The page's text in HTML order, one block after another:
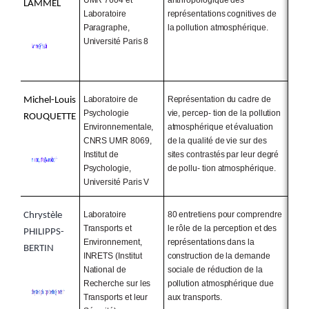
LAMMEL
Laboratoire
Paragraphe,
Université Paris 8
représentations cognitives de
la pollution atmosphérique.
Michel-Louis
ROUQUETTE
Laboratoire de
Psychologie
Environnementale,
CNRS UMR 8069,
Institut de
Psychologie,
Université Paris V
Représentation du cadre de
vie, percep- tion de la pollution
atmosphérique et évaluation
de la qualité de vie sur des
sites contrastés par leur degré
de pollu- tion atmosphérique.
Chrystèle
PHILIPPS-
BERTIN
Laboratoire
Transports et
Environnement,
INRETS (Institut
National de
Recherche sur les
Transports et leur
80 entretiens pour comprendre
le rôle de la perception et des
représentations dans la
construction de la demande
sociale de réduction de la
pollution atmosphérique due
aux transports.